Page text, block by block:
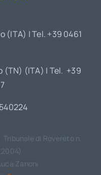
(ITA) | Tel. +39 0461
(TN) (ITA) | Tel. +39
di Rovereto n.
Zanoni